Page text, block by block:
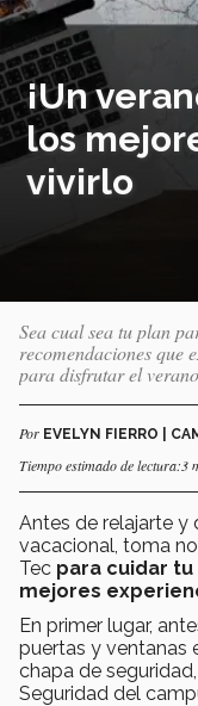
¡Un
los
vivirlo
Sea cual sea tu plan
recomendaciones que
para disfrutar el
Por EVELYN FIERRO |
Tiempo estimado de lectura:3
Antes de relajarte
vacacional, toma
Tec para cuidar
mejores
En primer lugar,
puertas y ventanas
chapa de
Seguridad del